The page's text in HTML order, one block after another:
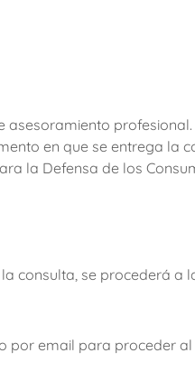
asesoramiento profesional.
en que se entrega la
la Defensa de los
consulta, se procederá
por email para proceder